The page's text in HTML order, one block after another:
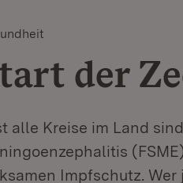
der
alle Kreise im Land
Impfschutz.